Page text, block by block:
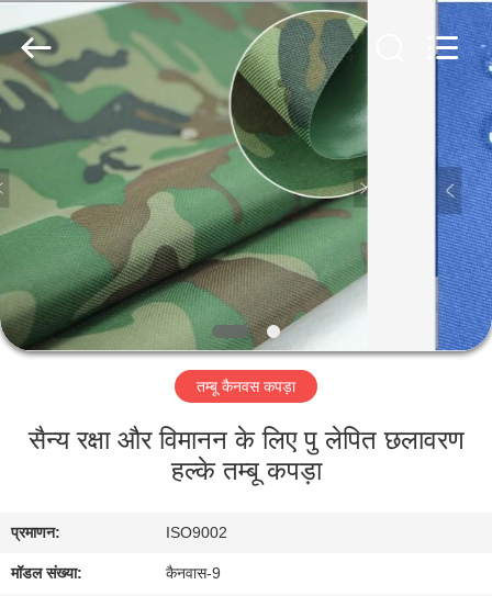
घर
उत्पाद
बारे
में
भ्रमण
नियंत्रण
Silk
Enterprise
Management
Services
Co.,LTD.
All
Rights
Reserved.
तम्बू कैनवस कपड़ा
सैन्य रक्षा और विमानन के लिए पु लेपित छलावरण
हल्के तम्बू कपड़ा
प्रमाणन: ISO9002
मॉडल संख्या: कैनवास-9